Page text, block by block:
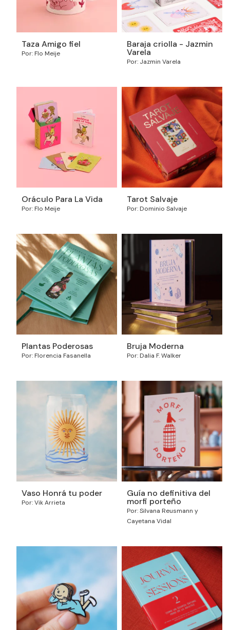
Taza Amigo fiel
Por: Flo Meije
Baraja criolla - Jazmin
Varela
Por: Jazmin Varela
Oráculo Para La Vida
Por: Flo Meije
Tarot Salvaje
Por: Dominio Salvaje
Plantas Poderosas
Por: Florencia Fasanella
Bruja Moderna
Por: Dalia F. Walker
Vaso Honrá tu poder
Por: Vik Arrieta
Guía no definitiva del
morfi porteño
Por: Silvana Reusmann y
Cayetana Vidal